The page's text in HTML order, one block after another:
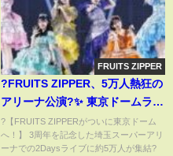
FRUITS ZIPPER
?FRUITS ZIPPER、5万人熱狂の
アリーナ公演?✨ 東京ドームライ
ブ決定に感涙のサプライズ発
表??
?【FRUITS ZIPPERがついに東京ドーム
へ！】 3周年を記念した埼玉スーパーアリ
ーナでの2Daysライブに約5万人が集結?